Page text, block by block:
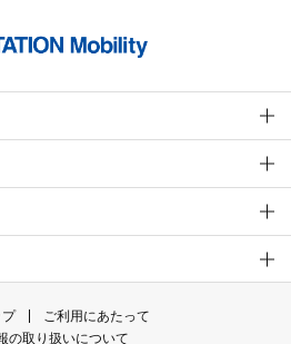
ご利用にあたって
の取り扱いについて